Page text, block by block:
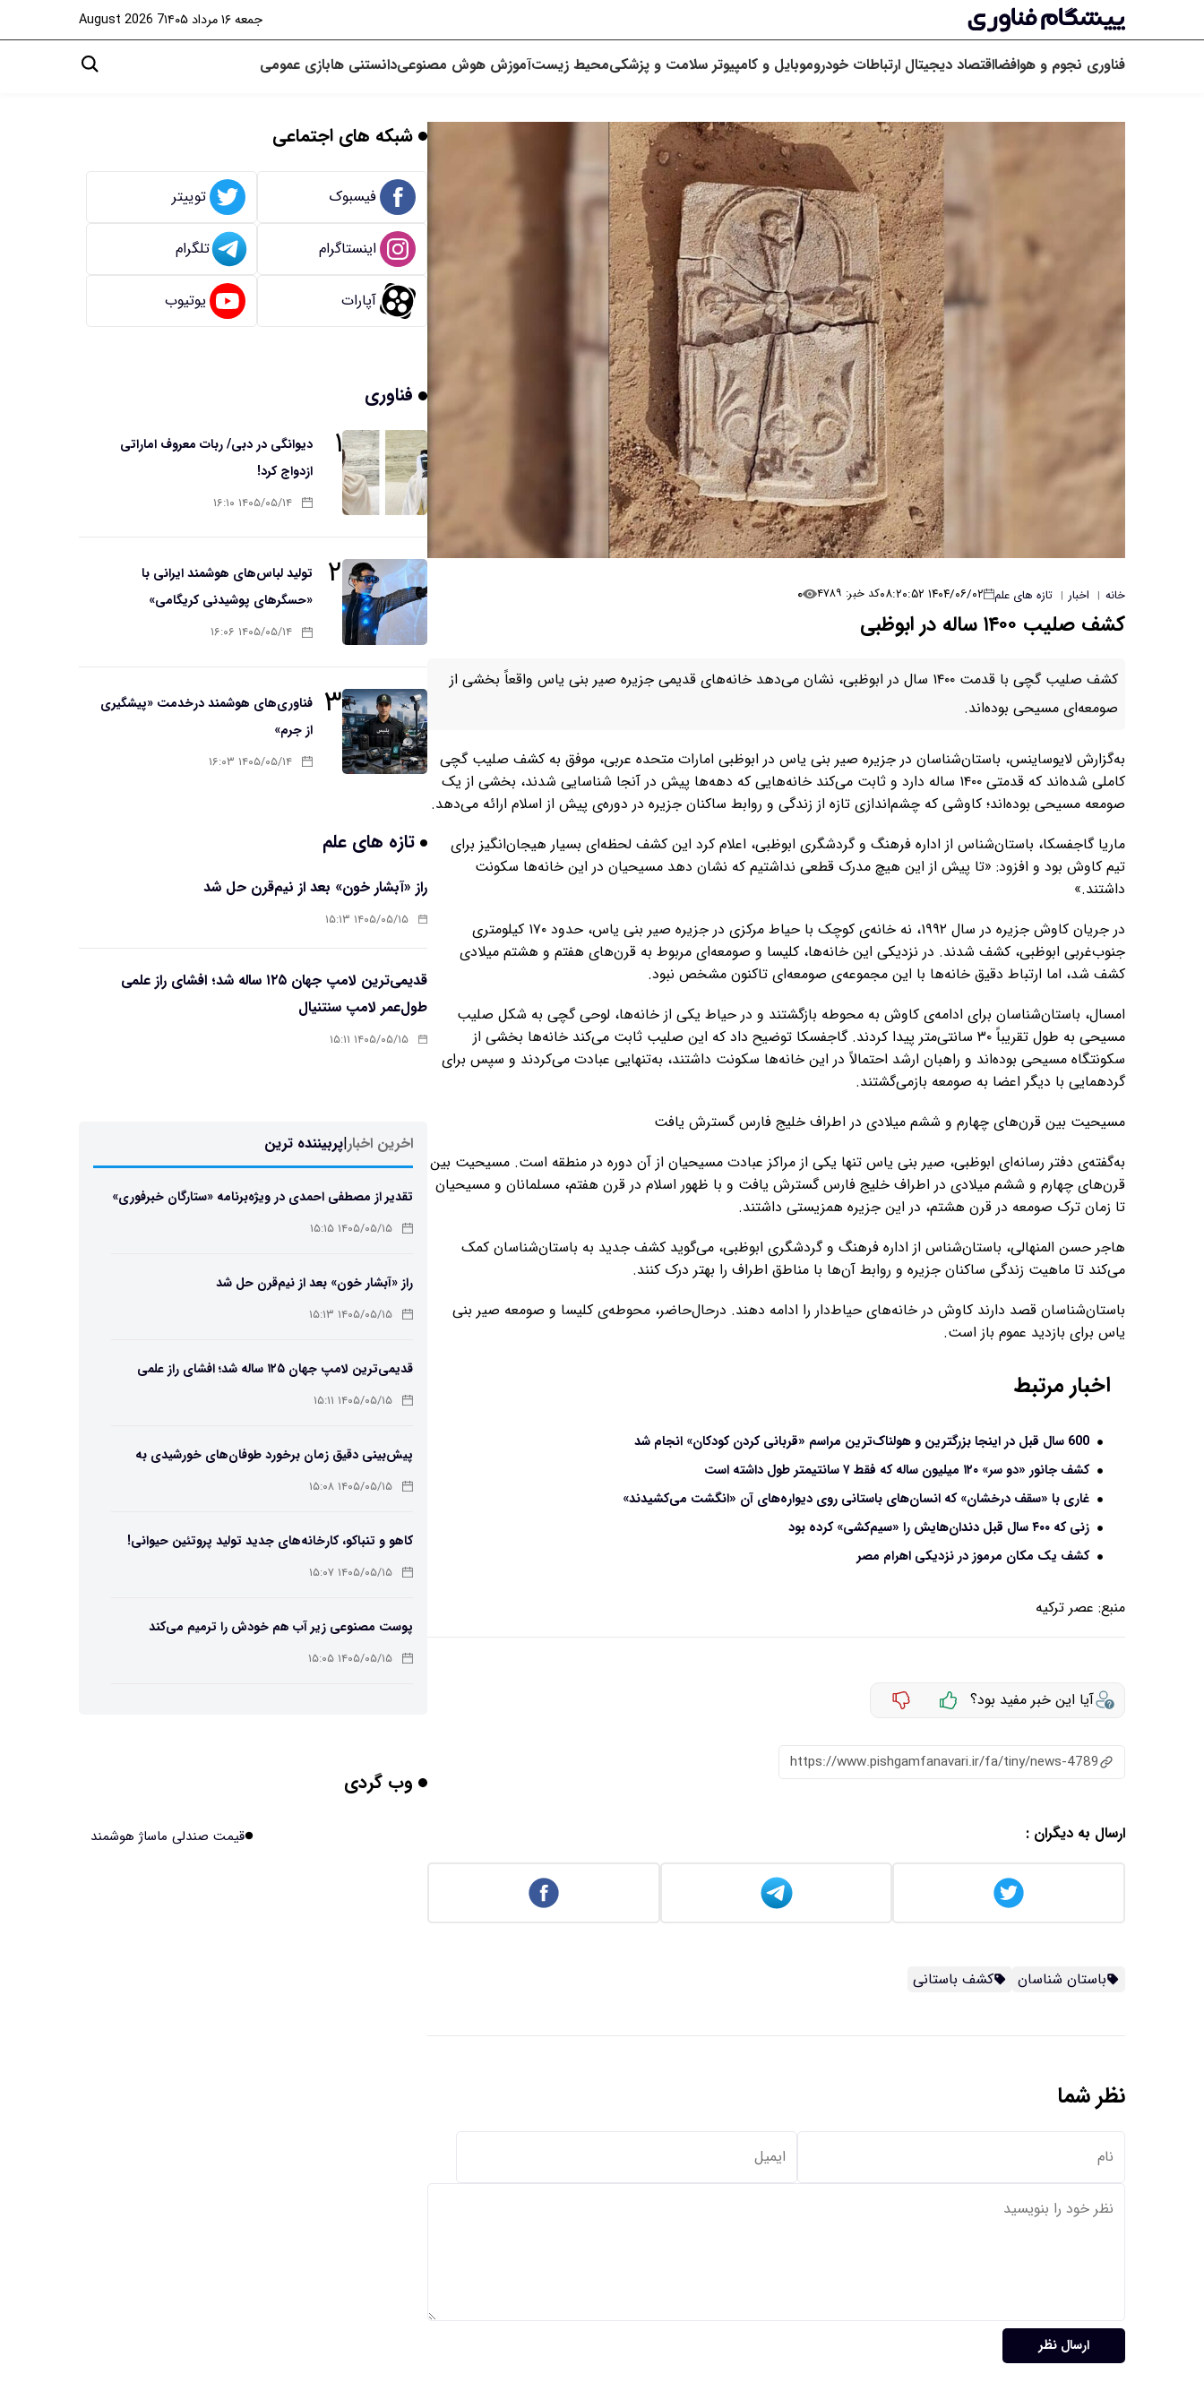
جمعه ۱۶ مرداد ۱۴۰۵ 7 August 2026
فناوری نجوم و هوافضااقتصاد دیجیتال ارتباطات خودروموبایل و کامپیوتر سلامت و پزشکیمحیط زیستآموزش هوش مصنوعیدانستنی هابازی عمومی
خانه | اخبار | تازه های علم ۱۴۰۴/۰۶/۰۲ ۰۸:۲۰:۵۲ کد خبر: ۴۷۸۹ ۰
کشف صلیب ۱۴۰۰ ساله در ابوظبی
کشف صلیب گچی با قدمت ۱۴۰۰ سال در ابوظبی، نشان می‌دهد خانه‌های قدیمی جزیره صیر بنی یاس واقعاً بخشی از
صومعه‌ای مسیحی بوده‌اند.
به‌گزارش لایوساینس، باستان‌شناسان در جزیره صیر بنی یاس در ابوظبی امارات متحده عربی، موفق به کشف صلیب گچی
کاملی شده‌اند که قدمتی ۱۴۰۰ ساله دارد و ثابت می‌کند خانه‌هایی که دهه‌ها پیش در آنجا شناسایی شدند، بخشی از یک
صومعه مسیحی بوده‌اند؛ کاوشی که چشم‌اندازی تازه از زندگی و روابط ساکنان جزیره در دوره‌ی پیش از اسلام ارائه می‌دهد.
ماریا گاجفسکا، باستان‌شناس از اداره فرهنگ و گردشگری ابوظبی، اعلام کرد این کشف لحظه‌ای بسیار هیجان‌انگیز برای
تیم کاوش بود و افزود: «تا پیش از این هیچ مدرک قطعی نداشتیم که نشان دهد مسیحیان در این خانه‌ها سکونت
داشتند.»
در جریان کاوش جزیره در سال ۱۹۹۲، نه خانه‌ی کوچک با حیاط مرکزی در جزیره صیر بنی یاس، حدود ۱۷۰ کیلومتری
جنوب‌غربی ابوظبی، کشف شدند. در نزدیکی این خانه‌ها، کلیسا و صومعه‌ای مربوط به قرن‌های هفتم و هشتم میلادی
کشف شد، اما ارتباط دقیق خانه‌ها با این مجموعه‌ی صومعه‌ای تاکنون مشخص نبود.
امسال، باستان‌شناسان برای ادامه‌ی کاوش به محوطه بازگشتند و در حیاط یکی از خانه‌ها، لوحی گچی به شکل صلیب
مسیحی به طول تقریباً ۳۰ سانتی‌متر پیدا کردند. گاجفسکا توضیح داد که این صلیب ثابت می‌کند خانه‌ها بخشی از
سکونتگاه مسیحی بوده‌اند و راهبان ارشد احتمالاً در این خانه‌ها سکونت داشتند، به‌تنهایی عبادت می‌کردند و سپس برای
گردهمایی با دیگر اعضا به صومعه بازمی‌گشتند.
مسیحیت بین قرن‌های چهارم و ششم میلادی در اطراف خلیج فارس گسترش یافت
به‌گفته‌ی دفتر رسانه‌ای ابوظبی، صیر بنی یاس تنها یکی از مراکز عبادت مسیحیان از آن دوره در منطقه است. مسیحیت بین
قرن‌های چهارم و ششم میلادی در اطراف خلیج فارس گسترش یافت و با ظهور اسلام در قرن هفتم، مسلمانان و مسیحیان
تا زمان ترک صومعه در قرن هشتم، در این جزیره همزیستی داشتند.
هاجر حسن المنهالی، باستان‌شناس از اداره فرهنگ و گردشگری ابوظبی، می‌گوید کشف جدید به باستان‌شناسان کمک
می‌کند تا ماهیت زندگی ساکنان جزیره و روابط آن‌ها با مناطق اطراف را بهتر درک کنند.
باستان‌شناسان قصد دارند کاوش در خانه‌های حیاط‌دار را ادامه دهند. درحال‌حاضر، محوطه‌ی کلیسا و صومعه صیر بنی
یاس برای بازدید عموم باز است.
اخبار مرتبط
600 سال قبل در اینجا بزرگترین و هولناک‌ترین مراسم «قربانی کردن کودکان» انجام شد
کشف جانور «دو سر» ۱۲۰ میلیون ساله که فقط ۷ سانتیمتر طول داشته است
غاری با «سقف درخشان» که انسان‌های باستانی روی دیواره‌های آن «انگشت می‌کشیدند»
زنی که ۴۰۰ سال قبل دندان‌هایش را «سیم‌کشی» کرده بود
کشف یک مکان مرموز در نزدیکی اهرام مصر
منبع: عصر ترکیه
آیا این خبر مفید بود؟
https://www.pishgamfanavari.ir/fa/tiny/news-4789
ارسال به دیگران :
باستان شناسان کشف باستانی
نظر شما
ارسال نظر
شبکه های اجتماعی
فیسبوک توییتر
اینستاگرام تلگرام
آپارات یوتیوب
فناوری
۱
دیوانگی در دبی/ ربات معروف اماراتی
ازدواج کرد!
۱۴۰۵/۰۵/۱۴ ۱۶:۱۰
۲
تولید لباس‌های هوشمند ایرانی با
«حسگرهای پوشیدنی کریگامی»
۱۴۰۵/۰۵/۱۴ ۱۶:۰۶
۳ فناوری‌های هوشمند درخدمت «پیشگیری
از جرم»
۱۴۰۵/۰۵/۱۴ ۱۶:۰۳
تازه های علم
راز «آبشار خون» بعد از نیم‌قرن حل شد
۱۴۰۵/۰۵/۱۵ ۱۵:۱۳
قدیمی‌ترین لامپ جهان ۱۲۵ ساله شد؛ افشای راز علمی
طول‌عمر لامپ سنتنیال
۱۴۰۵/۰۵/۱۵ ۱۵:۱۱
اخرین اخبار|پربیننده ترین
تقدیر از مصطفی احمدی در ویژه‌برنامه «ستارگان خبرفوری»
۱۴۰۵/۰۵/۱۵ ۱۵:۱۵
راز «آبشار خون» بعد از نیم‌قرن حل شد
۱۴۰۵/۰۵/۱۵ ۱۵:۱۳
قدیمی‌ترین لامپ جهان ۱۲۵ ساله شد؛ افشای راز علمی
طول‌عمر لامپ سنتنیال
۱۴۰۵/۰۵/۱۵ ۱۵:۱۱
پیش‌بینی دقیق زمان برخورد طوفان‌های خورشیدی به
زمین ممکن شد
۱۴۰۵/۰۵/۱۵ ۱۵:۰۸
کاهو و تنباکو، کارخانه‌های جدید تولید پروتئین حیوانی!
۱۴۰۵/۰۵/۱۵ ۱۵:۰۷
پوست مصنوعی زیر آب هم خودش را ترمیم می‌کند
۱۴۰۵/۰۵/۱۵ ۱۵:۰۵
برنج فضایی چین به مرحله برداشت رسید
وب گردی
قیمت صندلی ماساژ هوشمند